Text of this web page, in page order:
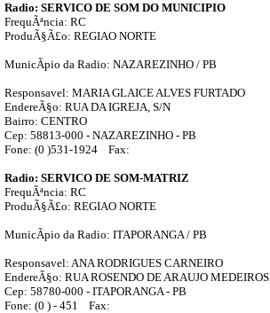
Radio: SERVICO DE SOM DO MUNICIPIO
FrequÃªncia: RC
ProduÃ§Ã£o: REGIAO NORTE
MunicÃ­pio da Radio: NAZAREZINHO / PB
Responsavel: MARIA GLAICE ALVES FURTADO
EndereÃ§o: RUA DA IGREJA, S/N
Bairro: CENTRO
Cep: 58813-000 - NAZAREZINHO - PB
Fone: (0 )531-1924 Fax:
Radio: SERVICO DE SOM-MATRIZ
FrequÃªncia: RC
ProduÃ§Ã£o: REGIAO NORTE
MunicÃ­pio da Radio: ITAPORANGA / PB
Responsavel: ANA RODRIGUES CARNEIRO
EndereÃ§o: RUA ROSENDO DE ARAUJO
Cep: 58780-000 - ITAPORANGA - PB
Fone: (0 ) - 451 Fax: